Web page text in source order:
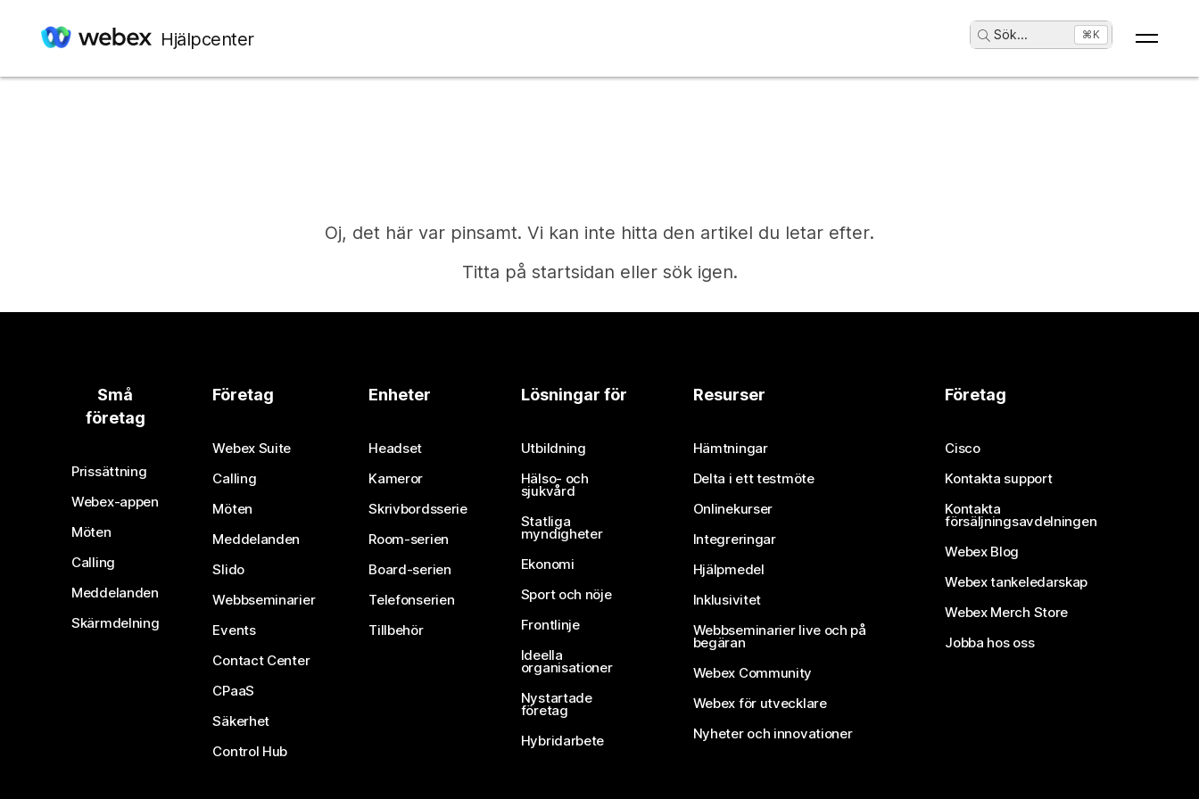
Hjälpcenter Sök... ⌘K
Oj, det här var pinsamt. Vi kan inte hitta den artikel du letar efter.
Titta på startsidan eller sök igen.
Behöver du ett svar?
Skicka in en fråga
Små
företag
Prissättning
Webex-appen
Möten
Calling
Meddelanden
Skärmdelning
Företag
Webex Suite
Calling
Möten
Meddelanden
Slido
Webbseminarier
Events
Contact Center
CPaaS
Säkerhet
Control Hub
Enheter
Headset
Kameror
Skrivbordsserie
Room-serien
Board-serien
Telefonserien
Tillbehör
Lösningar för
Utbildning
Hälso- och
sjukvård
Statliga
myndigheter
Ekonomi
Sport och nöje
Frontlinje
Ideella
organisationer
Nystartade
företag
Hybridarbete
Resurser
Hämtningar
Delta i ett testmöte
Onlinekurser
Integreringar
Hjälpmedel
Inklusivitet
Webbseminarier live och på
begäran
Webex Community
Webex för utvecklare
Nyheter och innovationer
Företag
Cisco
Kontakta support
Kontakta
försäljningsavdelningen
Webex Blog
Webex tankeledarskap
Webex Merch Store
Jobba hos oss